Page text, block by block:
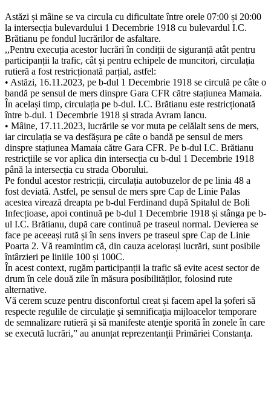
Astăzi și mâine se va circula cu dificultate între orele 07:00 și 20:00
la intersecția bulevardului 1 Decembrie 1918 cu bulevardul I.C.
Brătianu pe fondul lucrărilor de asfaltare.
,,Pentru execuția acestor lucrări în condiții de siguranță atât pentru
participanții la trafic, cât și pentru echipele de muncitori, circulația
rutieră a fost restricționată parțial, astfel:
• Astăzi, 16.11.2023, pe b-dul 1 Decembrie 1918 se circulă pe câte o
bandă pe sensul de mers dinspre Gara CFR către stațiunea Mamaia.
În același timp, circulația pe b-dul. I.C. Brătianu este restricționată
între b-dul. 1 Decembrie 1918 și strada Avram Iancu.
• Mâine, 17.11.2023, lucrările se vor muta pe celălalt sens de mers,
iar circulația se va desfășura pe câte o bandă pe sensul de mers
dinspre stațiunea Mamaia către Gara CFR. Pe b-dul I.C. Brătianu
restricțiile se vor aplica din intersecția cu b-dul 1 Decembrie 1918
până la intersecția cu strada Oborului.
Pe fondul acestor restricții, circulația autobuzelor de pe linia 48 a
fost deviată. Astfel, pe sensul de mers spre Cap de Linie Palas
acestea virează dreapta pe b-dul Ferdinand după Spitalul de Boli
Infecțioase, apoi continuă pe b-dul 1 Decembrie 1918 și stânga pe b-
ul I.C. Brătianu, după care continuă pe traseul normal. Devierea se
face pe aceeași rută și în sens invers pe traseul spre Cap de Linie
Poarta 2. Vă reamintim că, din cauza acelorași lucrări, sunt posibile
întârzieri pe liniile 100 și 100C.
În acest context, rugăm participanții la trafic să evite acest sector de
drum în cele două zile în măsura posibilităților, folosind rute
alternative.
Vă cerem scuze pentru disconfortul creat și facem apel la șoferi să
respecte regulile de circulaţie şi semnificaţia mijloacelor temporare
de semnalizare rutieră și să manifeste atenţie sporită în zonele în care
se execută lucrări,” au anunțat reprezentanții Primăriei Constanța.